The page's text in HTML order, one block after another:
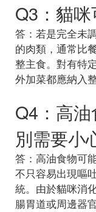
Q3：貓
答：若是完全未
的肉類，通常比
整主食。對有特
外加菜都應納入
Q4：高
別需要小
答：高油食物可
不只容易出現嘔
統。由於貓咪消
腸胃道或周邊器